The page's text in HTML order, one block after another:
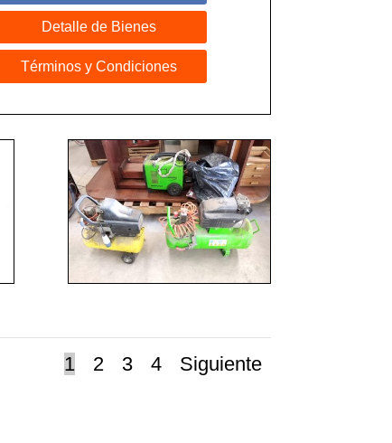
Detalle de Bienes
Términos y Condiciones
1 2 3 4 Siguiente